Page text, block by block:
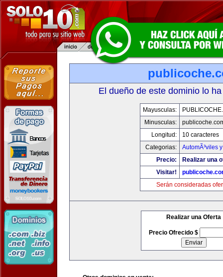
El dueño de este dominio lo
Mayusculas:
Minusculas:
Longitud:
10 caracteres
Categorias:
AutomÃ³viles
Precio:
Realizar una
Visitar!
Serán consideradas
Realizar una Oferta
Precio Ofrecido $